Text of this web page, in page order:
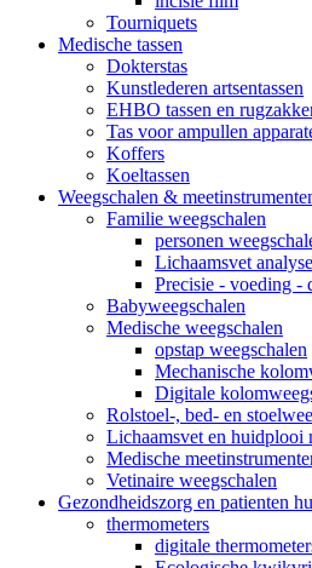
Tourniquets
Medische tassen
Dokterstas
Kunstlederen artsentassen
EHBO tassen en
Tas voor ampullen
Koffers
Koeltassen
Weegschalen &
Familie weegschalen
personen
Lichaamsvet
Precisie - voeding -
Babyweegschalen
Medische weegschalen
opstap weegschalen
Mechanische
Digitale
Rolstoel-, bed- en
Lichaamsvet en huidplooi
Medische
Vetinaire weegschalen
Gezondheidszorg en patienten
thermometers
digitale